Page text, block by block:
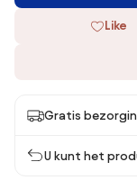
Like
Gratis
U kunt het